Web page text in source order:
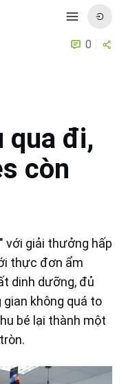
0
qua đi,
còn
với giải thưởng hấp
thực đơn ẩm
dinh dưỡng, đủ
không quá to
bé lại thành một